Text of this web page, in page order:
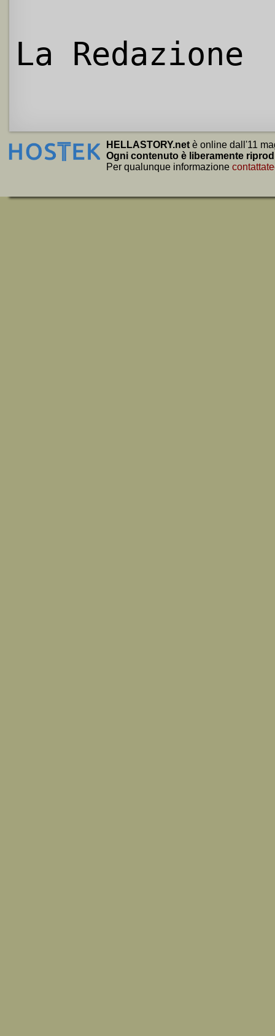
La Redazione
HELLASTORY.net è online dall'11
Ogni contenuto è liberamente
Per qualunque informazione